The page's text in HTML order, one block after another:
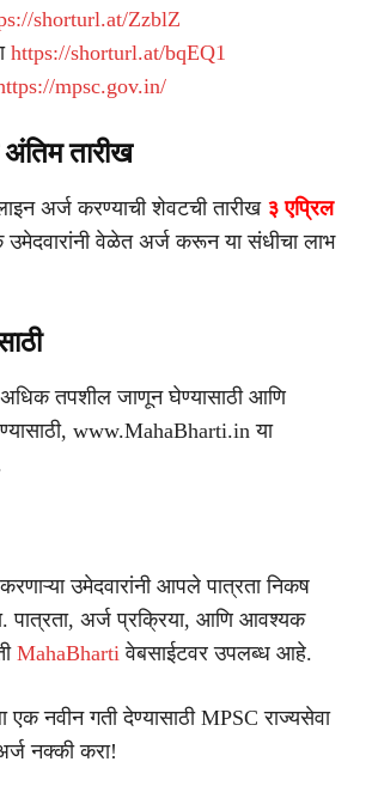
shorturl.at/ZzblZ
https://shorturl.at/bqEQ1
mpsc.gov.in/
तारीख
अर्ज करण्याची शेवटची तारीख ३ एप्रिल
वेळेत अर्ज करून या संधीचा लाभ
अधिक तपशील जाणून घेण्यासाठी आणि
www.MahaBharti.in या
उमेदवारांनी आपले पात्रता निकष
पात्रता, अर्ज प्रक्रिया, आणि आवश्यक
MahaBharti वेबसाईटवर उपलब्ध आहे.
एक नवीन गती देण्यासाठी MPSC राज्‍यसेवा
नक्की करा!